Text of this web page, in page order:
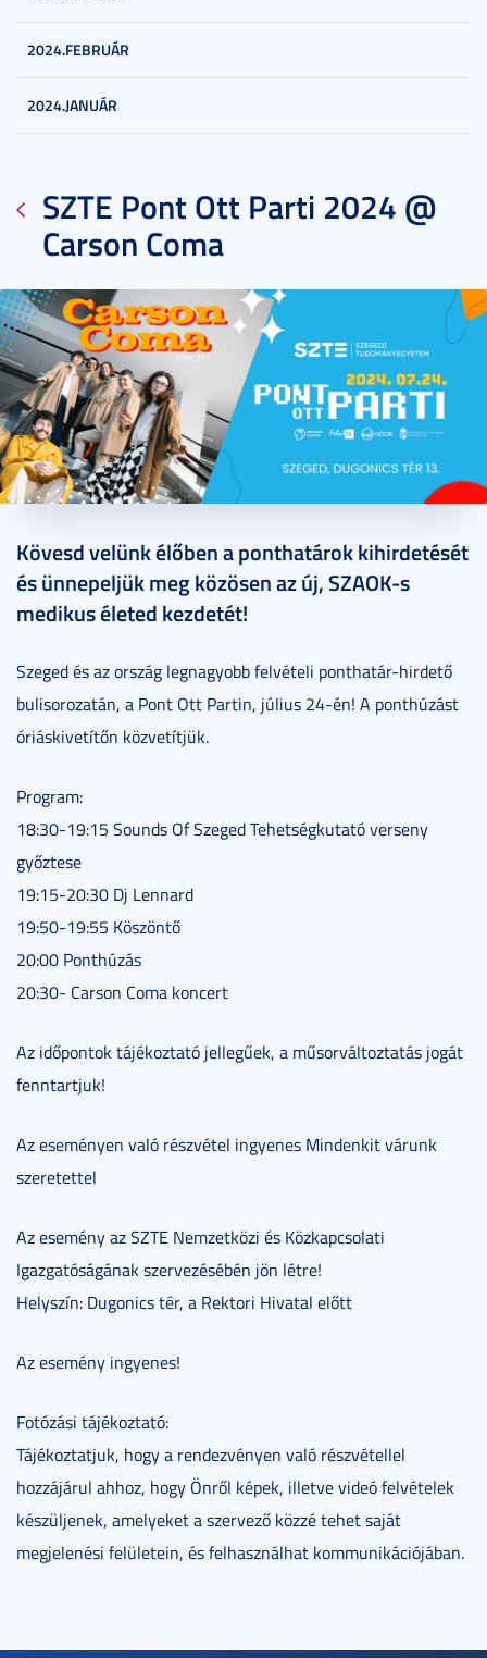
2024.FEBRUÁR
2024.JANUÁR
SZTE Pont Ott Parti 2024 @
Carson Coma
Kövesd velünk élőben a ponthatárok kihirdetését
és ünnepeljük meg közösen az új, SZAOK-s
medikus életed kezdetét!
Szeged és az ország legnagyobb felvételi ponthatár-hirdető
bulisorozatán, a Pont Ott Partin, július 24-én! A ponthúzást
óriáskivetítőn közvetítjük.
Program:
18:30-19:15 Sounds Of Szeged Tehetségkutató verseny
győztese
19:15-20:30 Dj Lennard
19:50-19:55 Köszöntő
20:00 Ponthúzás
20:30- Carson Coma koncert
Az időpontok tájékoztató jellegűek, a műsorváltoztatás jogát
fenntartjuk!
Az eseményen való részvétel ingyenes Mindenkit várunk
szeretettel
Az esemény az SZTE Nemzetközi és Közkapcsolati
Igazgatóságának szervezésébén jön létre!
Helyszín: Dugonics tér, a Rektori Hivatal előtt
Az esemény ingyenes!
Fotózási tájékoztató:
Tájékoztatjuk, hogy a rendezvényen való részvétellel
hozzájárul ahhoz, hogy Önről képek, illetve videó felvételek
készüljenek, amelyeket a szervező közzé tehet saját
megjelenési felületein, és felhasználhat kommunikációjában.